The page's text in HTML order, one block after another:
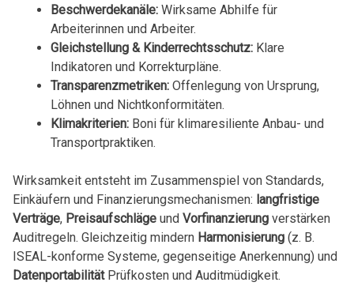
Beschwerdekanäle:Wirksame Abhilfe für
Arbeiterinnen und Arbeiter.
Gleichstellung & Kinderrechtsschutz:Klare
Indikatoren und Korrekturpläne.
Transparenzmetriken:Offenlegung von Ursprung,
Löhnen und Nichtkonformitäten.
Klimakriterien:Boni für klimaresiliente Anbau- und
Transportpraktiken.
Wirksamkeit entsteht im Zusammenspiel von Standards,
Einkäufern und Finanzierungsmechanismen: langfristige
Verträge, Preisaufschlägeund Vorfinanzierungverstärken
Auditregeln. Gleichzeitig mindern Harmonisierung(z. B.
ISEAL-konforme Systeme, gegenseitige Anerkennung) und
DatenportabilitätPrüfkosten und Auditmüdigkeit.